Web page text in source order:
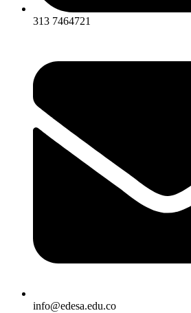
313 7464721
info@edesa.edu.co